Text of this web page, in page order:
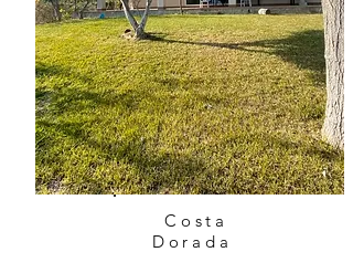
Costa
Dorada